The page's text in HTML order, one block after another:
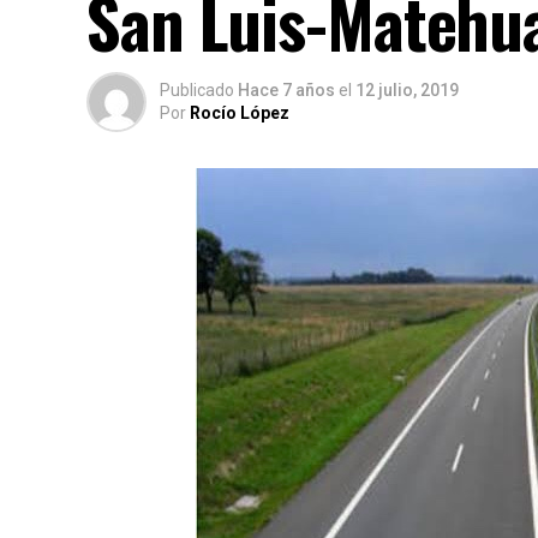
San Luis-
Publicado Hace 7 años el 12 julio, 2019
Por Rocío López